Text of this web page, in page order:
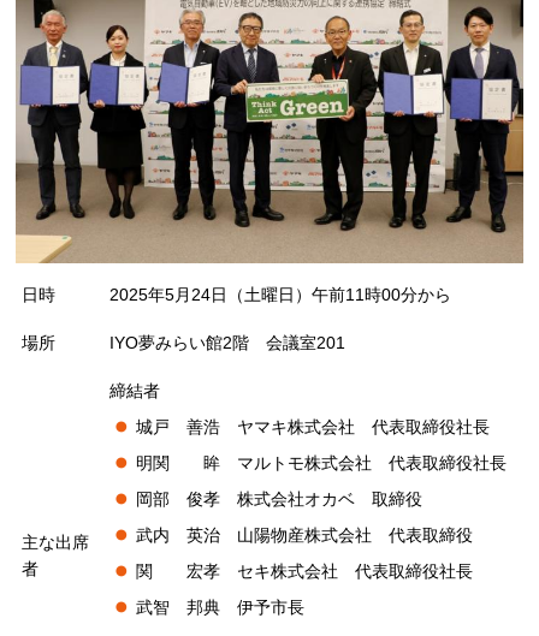
日時 2025年5月24日（土曜日）午前11時00分から
場所 IYO夢みらい館2階 会議室201
主な出席
者
締結者
城戸 善浩 ヤマキ株式会社 代表取締役社長
明関 眸 マルトモ株式会社 代表取締役社長
岡部 俊孝 株式会社オカベ 取締役
武内 英治 山陽物産株式会社 代表取締役
関 宏孝 セキ株式会社 代表取締役社長
武智 邦典 伊予市長